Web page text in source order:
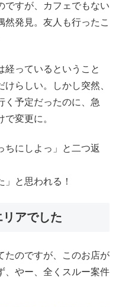
ですが、カフェでもない
発見。友人も行ったこ
経っているということ
らしい。しかし突然、
く予定だったのに、急
変更に。
ちにしよっ」と二つ返
と思われる！
アでした
たのですが、このお店が
、やー、全くスルー案件